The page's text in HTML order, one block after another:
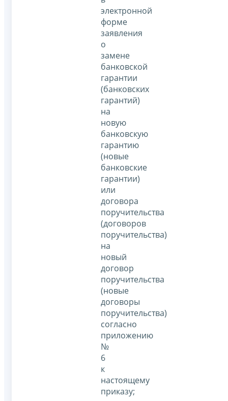
электронной
форме
заявления
о
замене
банковской
гарантии
(банковских
гарантий)
на
новую
банковскую
гарантию
(новые
банковские
гарантии)
или
договора
поручительства
(договоров
поручительства)
на
новый
договор
поручительства
(новые
договоры
поручительства)
согласно
приложению
№
6
к
настоящему
приказу;